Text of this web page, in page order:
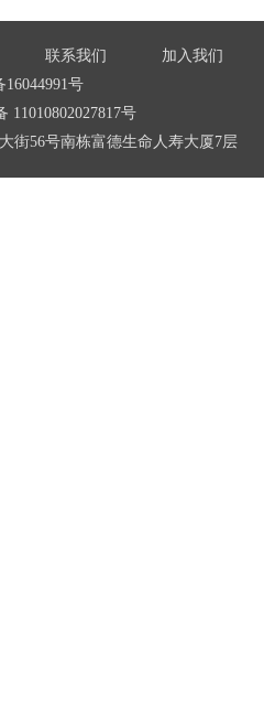
联系我们
加入我们
16044991号
11010802027817号
街56号南栋富德生命人寿大厦7层